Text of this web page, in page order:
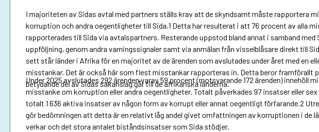
I majoriteten av Sidas avtal med partners ställs krav att de skyndsamt måste rapportera
korruption och andra oegentligheter till Sida.1 Detta har resulterat i att 76 procent av alla
rapporterades till Sida via avtalspartners. Resterande uppstod bland annat i samband med
uppföljning, genom andra varningssignaler samt via anmälan från visselblåsare direkt till
sett står länder i Afrika för en majoritet av de ärenden som avslutades under året med en
misstankar. Det är också här som flest misstankar rapporteras in. Detta beror framförallt
betydande del av Sidas sakanslag går till de afrikanska länderna.
Under 2025 avslutades 292 ärenden varav 59 procent (motsvarande 172 ärenden) innehöll
misstanke om korruption eller andra oegentligheter. Totalt påverkades 97 insatser eller
totalt 1 636 aktiva insatser av någon form av korrupt eller annat oegentligt förfarande.2
gör bedömningen att detta är en relativt låg andel givet omfattningen av korruptionen i de
verkar och det stora antalet biståndsinsatser som Sida stödjer.